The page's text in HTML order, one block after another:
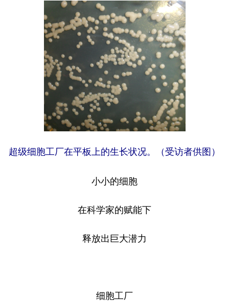
超级细胞工厂在平板上的生长状况。（受访者供图）
小小的细胞
在科学家的赋能下
释放出巨大潜力
细胞工厂